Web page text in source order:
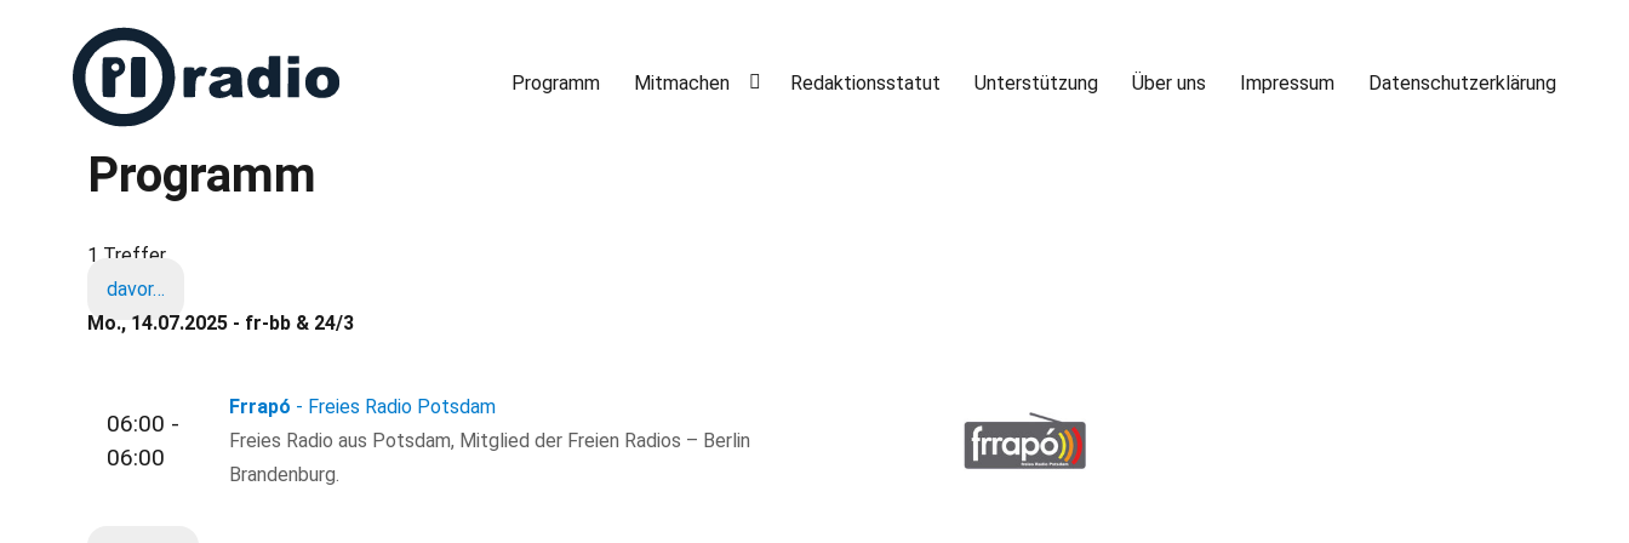
Freies Radio in Berlin
Programm Mitmachen Redaktionsstatut Unterstützung Über uns Impressum Datenschutzerklärung
Programm
1 Treffer
davor…
Mo., 14.07.2025 - fr-bb & 24/3
06:00 -
06:00
Frrapó - Freies Radio Potsdam
Freies Radio aus Potsdam, Mitglied der Freien Radios – Berlin
Brandenburg.